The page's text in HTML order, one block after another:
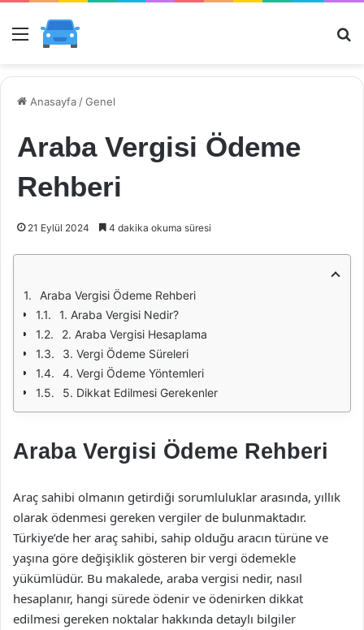
Menü
Anasayfa /Genel
Araba Vergisi Ödeme
Rehberi
21 Eylül 2024 4 dakika okuma süresi
Araba Vergisi Ödeme Rehberi
1. Araba Vergisi Nedir?
2. Araba Vergisi Hesaplama
3. Vergi Ödeme Süreleri
4. Vergi Ödeme Yöntemleri
5. Dikkat Edilmesi Gerekenler
Araba Vergisi Ödeme Rehberi
Araç sahibi olmanın getirdiği sorumluluklar arasında, yıllık
olarak ödenmesi gereken vergiler de bulunmaktadır.
Türkiye’de her araç sahibi, sahip olduğu aracın türüne ve
yaşına göre değişiklik gösteren bir vergi ödemekle
yükümlüdür. Bu makalede, araba vergisi nedir, nasıl
hesaplanır, hangi sürede ödenir ve ödenirken dikkat
edilmesi gereken noktalar hakkında detaylı bilgiler